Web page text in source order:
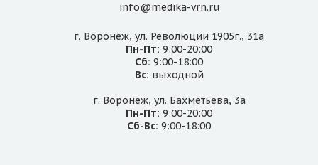
info@medika-vrn.ru
г. Воронеж, ул. Революции 1905г., 31а
Пн-Пт: 9:00-20:00
Сб: 9:00-18:00
Вс: выходной
г. Воронеж, ул. Бахметьева, 3а
Пн-Пт: 9:00-20:00
Сб-Вс: 9:00-18:00